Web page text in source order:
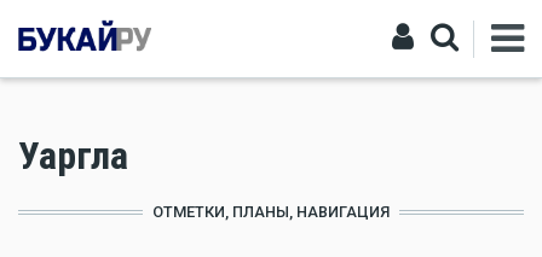
Уаргла
ОТМЕТКИ, ПЛАНЫ, НАВИГАЦИЯ